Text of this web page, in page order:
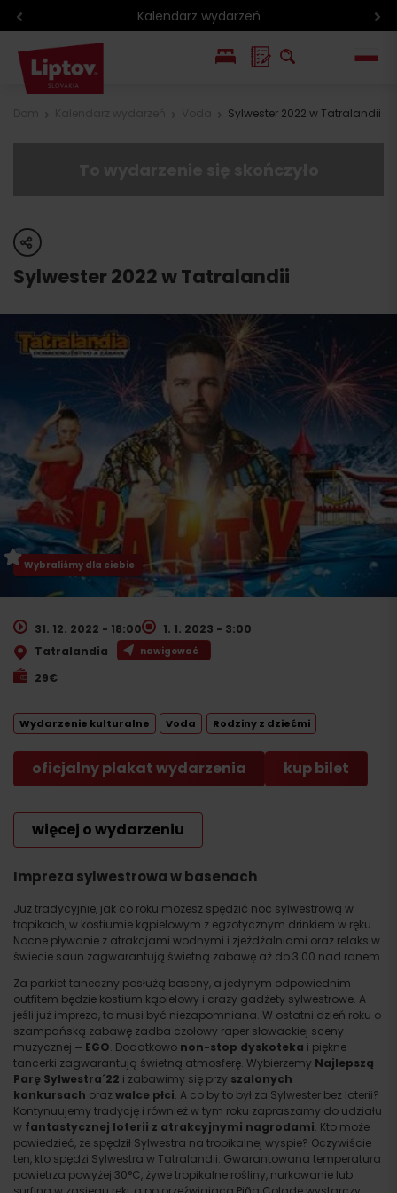
Kalendarz wydarzeń
Sylwester 2022 w Tatralandii
share
Sylwester 2022 w Tatralandii
Impreza sylwestrowa w basenach
Już tradycyjnie, jak co roku możesz spędzić noc sylwestrową w
tropikach, w kostiumie kąpielowym z egzotycznym drinkiem w ręku.
Nocne pływanie z atrakcjami wodnymi i zjeżdżalniami oraz relaks w
świecie saun zagwarantują świetną zabawę aż do 3:00 nad ranem.
Za parkiet taneczny posłużą baseny, a jedynym odpowiednim
outfitem będzie kostium kąpielowy i crazy gadżety sylwestrowe. A
jeśli już impreza, to musi być niezapomniana. W ostatni dzień roku o
szampańską zabawę zadba czołowy raper słowackiej sceny
muzycznej – EGO. Dodatkowo non-stop dyskoteka i piękne
tancerki zagwarantują świetną atmosferę. Wybierzemy Najlepszą
Parę Sylwestra´22 i zabawimy się przy szalonych
konkursach orazwalce płci. A co by to był za Sylwester bez loterii?
Kontynuujemy tradycję i również w tym roku zapraszamy do udziału
w fantastycznej loterii z atrakcyjnymi nagrodami. Kto może
powiedzieć, że spędził Sylwestra na tropikalnej wyspie? Oczywiście
ten, kto spędzi Sylwestra w Tatralandii. Gwarantowana temperatura
powietrza powyżej 30°C, żywe tropikalne rośliny, nurkowanie lub
Wybraliśmy dla ciebie
31. 12. 2022 - 18:00
1. 1. 2023 - 3:00
Tatralandia
nawigować
29€
Voda Rodziny z dziećmi
Wydarzenie kulturalne
oficjalny plakat wydarzenia kup bilet
więcej o wydarzeniu